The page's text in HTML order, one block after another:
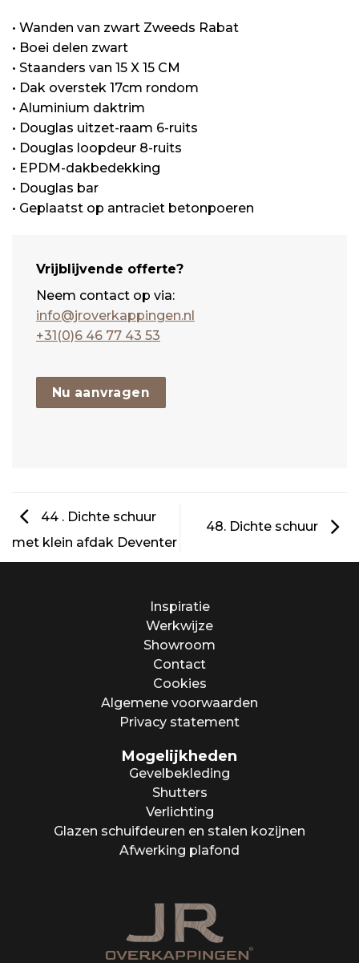
• Wanden van zwart Zweeds Rabat
• Boei delen zwart
• Staanders van 15 X 15 CM
• Dak overstek 17cm rondom
• Aluminium daktrim
• Douglas uitzet-raam 6-ruits
• Douglas loopdeur 8-ruits
• EPDM-dakbedekking
• Douglas bar
• Geplaatst op antraciet betonpoeren
Vrijblijvende offerte?
Neem contact op via:
info@jroverkappingen.nl
+31(0)6 46 77 43 53
Nu aanvragen
44 . Dichte schuur
met klein afdak Deventer
48. Dichte schuur
Inspiratie
Werkwijze
Showroom
Contact
Cookies
Algemene voorwaarden
Privacy statement
Mogelijkheden
Gevelbekleding
Shutters
Verlichting
Glazen schuifdeuren en stalen kozijnen
Afwerking plafond